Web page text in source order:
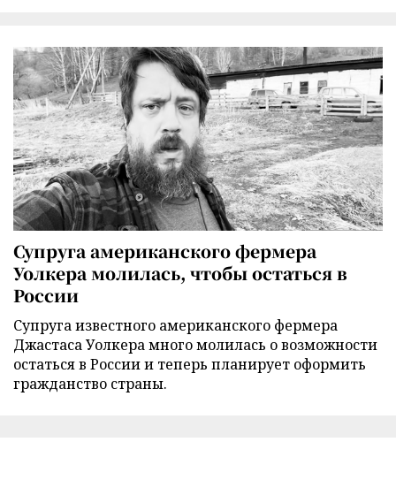
Супруга американского фермера
Уолкера молилась, чтобы остаться в
России
Супруга известного американского фермера
Джастаса Уолкера много молилась о возможности
остаться в России и теперь планирует оформить
гражданство страны.